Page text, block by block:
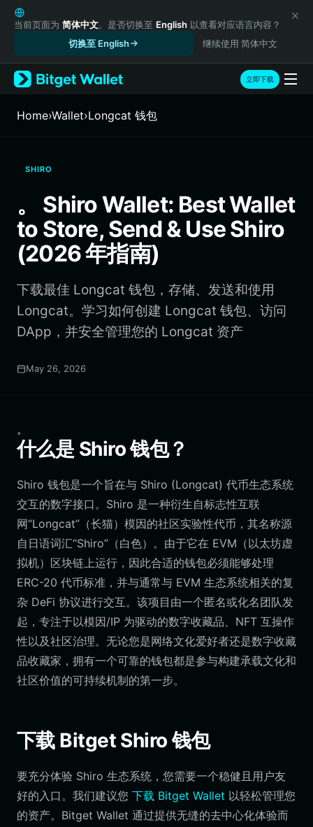
English
日本語
Русский
Español (Latinoamérica)
Türkçe
Italiano
繁體中文
Português (Portugal)
Bahasa Indonesia
ภาษาไทย
Português (Brasil)
Español (Argentina)
当前页面为 简体中文。是否切换至 English 以查看对应语言内容？
切换至 English
继续使用 简体中文
立即下载
Home›Wallet›Longcat 钱包
SHIRO
。 Shiro Wallet: Best Wallet
to Store, Send & Use Shiro
(2026 年指南)
下载最佳 Longcat 钱包，存储、发送和使用
Longcat。学习如何创建 Longcat 钱包、访问
DApp，并安全管理您的 Longcat 资产
May 26, 2026
。
什么是 Shiro 钱包？
Shiro 钱包是一个旨在与 Shiro (Longcat) 代币生态系统
交互的数字接口。Shiro 是一种衍生自标志性互联
网“Longcat”（长猫）模因的社区实验性代币，其名称源
自日语词汇“Shiro”（白色）。由于它在 EVM（以太坊虚
拟机）区块链上运行，因此合适的钱包必须能够处理
ERC-20 代币标准，并与通常与 EVM 生态系统相关的复
杂 DeFi 协议进行交互。该项目由一个匿名或化名团队发
起，专注于以模因/IP 为驱动的数字收藏品、NFT 互操作
性以及社区治理。无论您是网络文化爱好者还是数字收藏
品收藏家，拥有一个可靠的钱包都是参与构建承载文化和
社区价值的可持续机制的第一步。
下载 Bitget Shiro 钱包
要充分体验 Shiro 生态系统，您需要一个稳健且用户友
好的入口。我们建议您 下载 Bitget Wallet 以轻松管理您
的资产。Bitget Wallet 通过提供无缝的去中心化体验而